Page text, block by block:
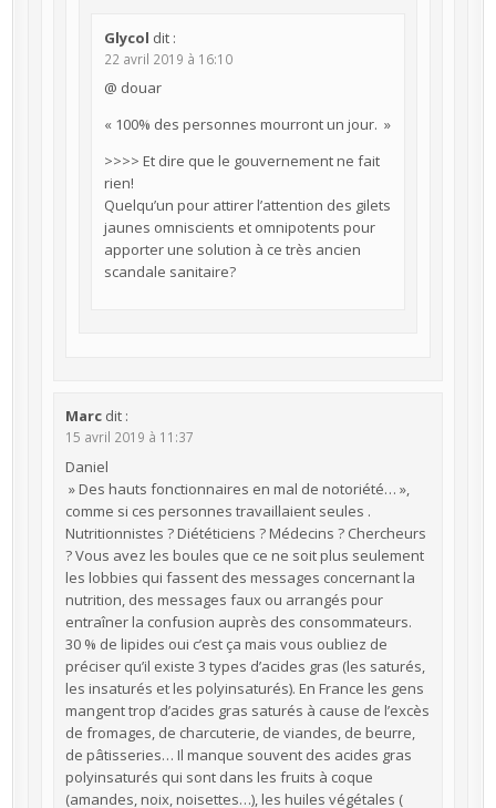
Glycol dit :
22 avril 2019 à 16:10
@ douar
« 100% des personnes mourront un jour. »
>>>> Et dire que le gouvernement ne fait
rien!
Quelqu’un pour attirer l’attention des gilets
jaunes omniscients et omnipotents pour
apporter une solution à ce très ancien
scandale sanitaire?
Marc dit :
15 avril 2019 à 11:37
Daniel
» Des hauts fonctionnaires en mal de notoriété… »,
comme si ces personnes travaillaient seules .
Nutritionnistes ? Diététiciens ? Médecins ? Chercheurs
? Vous avez les boules que ce ne soit plus seulement
les lobbies qui fassent des messages concernant la
nutrition, des messages faux ou arrangés pour
entraîner la confusion auprès des consommateurs.
30 % de lipides oui c’est ça mais vous oubliez de
préciser qu’il existe 3 types d’acides gras (les saturés,
les insaturés et les polyinsaturés). En France les gens
mangent trop d’acides gras saturés à cause de l’excès
de fromages, de charcuterie, de viandes, de beurre,
de pâtisseries… Il manque souvent des acides gras
polyinsaturés qui sont dans les fruits à coque
(amandes, noix, noisettes…), les huiles végétales (